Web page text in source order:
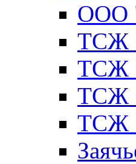
ООО
ТСЖ
ТСЖ
ТСЖ
ТСЖ